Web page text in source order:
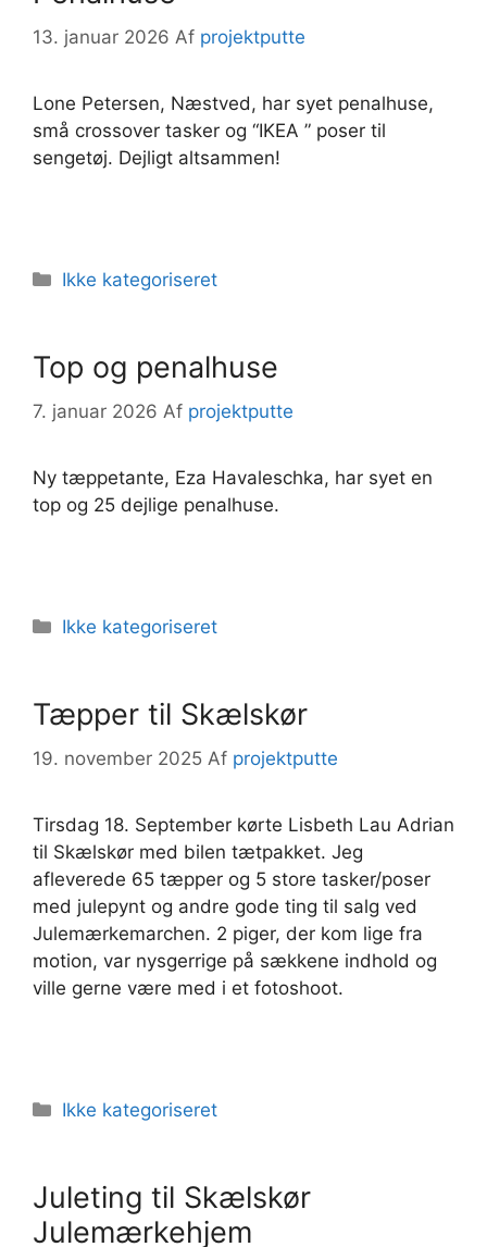
13. januar 2026 Af projektputte
Lone Petersen, Næstved, har syet penalhuse,
små crossover tasker og “IKEA ” poser til
sengetøj. Dejligt altsammen!
Kategorier
Ikke kategoriseret
Top og penalhuse
7. januar 2026 Af projektputte
Ny tæppetante, Eza Havaleschka, har syet en
top og 25 dejlige penalhuse.
Kategorier
Ikke kategoriseret
Tæpper til Skælskør
19. november 2025 Af projektputte
Tirsdag 18. September kørte Lisbeth Lau Adrian
til Skælskør med bilen tætpakket. Jeg
afleverede 65 tæpper og 5 store tasker/poser
med julepynt og andre gode ting til salg ved
Julemærkemarchen. 2 piger, der kom lige fra
motion, var nysgerrige på sækkene indhold og
ville gerne være med i et fotoshoot.
Kategorier
Ikke kategoriseret
Juleting til Skælskør
Julemærkehjem